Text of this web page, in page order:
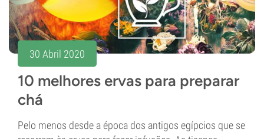
30 Abril 2020
10 melhores ervas para preparar
chá
Pelo menos desde a época dos antigos egípcios que se